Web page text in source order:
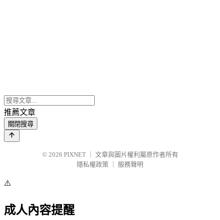
推薦文章
關閉搜尋
© 2026 PIXNET
文章與圖片權利屬原作者所有
隱私權政策
服務聲明
⚠️
成人內容提醒